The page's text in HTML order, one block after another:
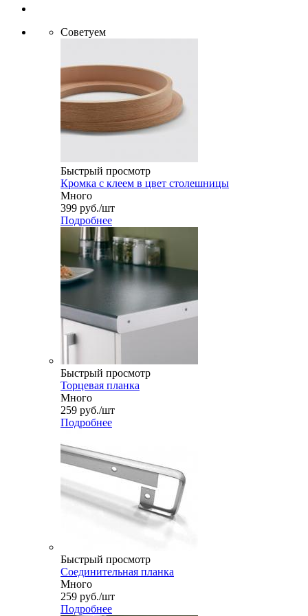
Советуем
Быстрый просмотр
Кромка с клеем в цвет столешницы
Много
399 руб./шт
Подробнее
Быстрый просмотр
Торцевая планка
Много
259 руб./шт
Подробнее
Быстрый просмотр
Соединительная планка
Много
259 руб./шт
Подробнее